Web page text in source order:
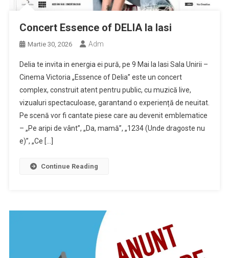
Concert Essence of DELIA la Iasi
Martie 30, 2026 Adm
Delia te invita in energia ei pură, pe 9 Mai la Iasi Sala Unirii –
Cinema Victoria „Essence of Delia” este un concert
complex, construit atent pentru public, cu muzică live,
vizualuri spectaculoase, garantand o experiență de neuitat.
Pe scenă vor fi cantate piese care au devenit emblematice
– „Pe aripi de vânt”, „Da, mamă”, „1234 (Unde dragoste nu
e)”, „Ce […]
Continue Reading